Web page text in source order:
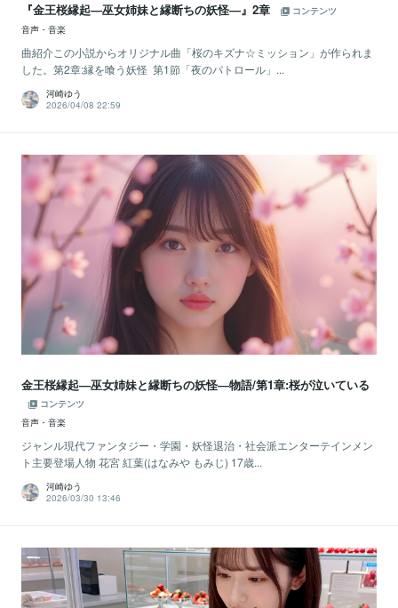
『金王桜縁起―巫女姉妹と縁断ちの妖怪―』2章
コンテンツ
音声・音楽
曲紹介この小説からオリジナル曲「桜のキズナ☆ミッション」が作られま
した。第2章:縁を喰う妖怪 第1節「夜のパトロール」...
河崎ゆう
2026/04/08 22:59
金王桜縁起―巫女姉妹と縁断ちの妖怪―物語/第1章:桜が泣いている
コンテンツ
音声・音楽
ジャンル現代ファンタジー・学園・妖怪退治・社会派エンターテインメン
ト主要登場人物 花宮 紅葉(はなみや もみじ) 17歳...
河崎ゆう
2026/03/30 13:46